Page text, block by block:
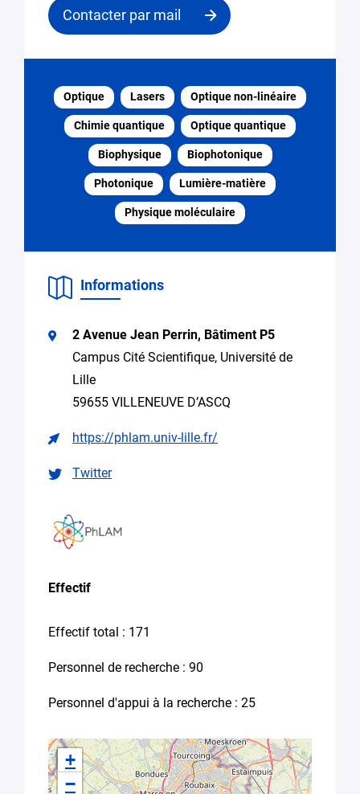
Contacter par mail
le
responsable
Email
Recherche
collaboration
recherche
à un
pour
thèse
Candidature
Autre (Merci
message
*
Optique Lasers Optique non-linéaire
Chimie quantique Optique quantique
Biophysique Biophotonique
Photonique Lumière-matière
Physique moléculaire
Informations
2 Avenue Jean Perrin, Bâtiment P5
Campus Cité Scientifique, Université de
Lille
59655 VILLENEUVE D’ASCQ
https://phlam.univ-lille.fr/
Twitter
Effectif
Effectif total : 171
Personnel de recherche : 90
Personnel d'appui à la recherche : 25
+
−